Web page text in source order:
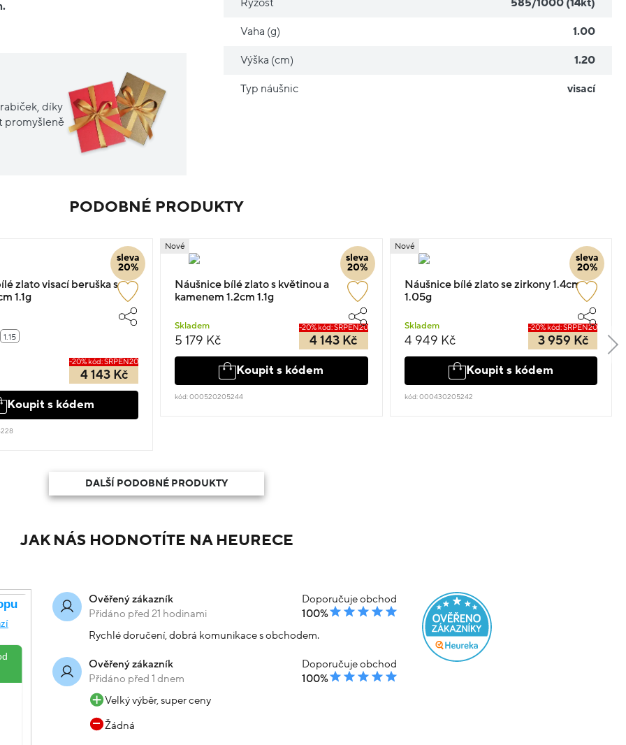
díky
promyšleně
Ryzost 585/1000 (14kt)
Vaha (g) 1.00
Výška (cm) 1.20
Typ náušnic visací
PODOBNÉ PRODUKTY
sleva
20%
zlato visací beruška se
1.1g
1.15
-20% kód: SRPEN20
4 143 Kč
Koupit s kódem
sleva
20%
Nové
Náušnice bílé zlato s květinou a
kamenem 1.2cm 1.1g
Skladem
5 179 Kč
-20% kód: SRPEN20
4 143 Kč
Koupit s kódem
kód: 000520205244
sleva
20%
Nové
Náušnice bílé zlato se zirkony 1.4cm
1.05g
Skladem
4 949 Kč
-20% kód: SRPEN20
3 959 Kč
Koupit s kódem
kód: 000430205242
DALŠÍ PODOBNÉ PRODUKTY
JAK NÁS HODNOTÍTE NA HEURECE
Ověřený zákazník
Přidáno před 21 hodinami
Doporučuje obchod
100%
Rychlé doručení, dobrá komunikace s obchodem.
Ověřený zákazník
Přidáno před 1 dnem
Doporučuje obchod
100%
Velký výběr, super ceny
Žádná